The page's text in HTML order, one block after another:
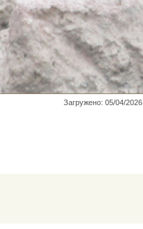
Загружено: 05/04/2026